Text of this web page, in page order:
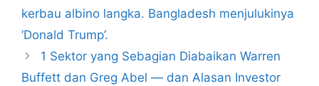
kerbau albino langka. Bangladesh menjulukinya
‘Donald Trump’.
1 Sektor yang Sebagian Diabaikan Warren
Buffett dan Greg Abel — dan Alasan Investor